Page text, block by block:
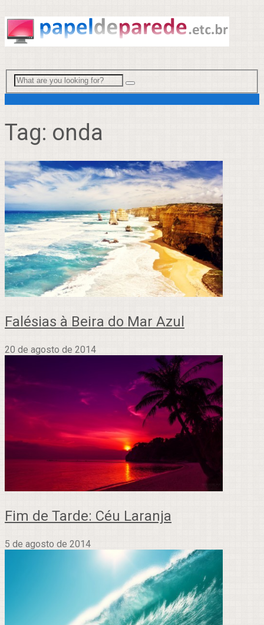
Tag: onda
Falésias à Beira do Mar Azul
20 de agosto de 2014
Fim de Tarde: Céu Laranja
5 de agosto de 2014